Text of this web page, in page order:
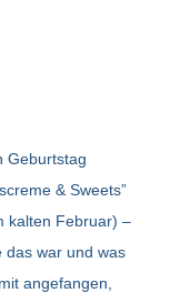
Geburtstag
& Sweets”
kalten Februar) –
das war und was
angefangen,